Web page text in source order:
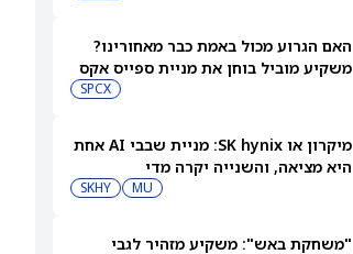
האם הגרוע מכול באמת כבר מאחורינו?
משקיע מוביל בוחן את מניית ספייס אקס
SPCX
מיקרון או SK hynix: מניית שבבי AI אחת
היא מציאה, והשנייה יקרה מדי
MU
SKHY
"משחקת באש": משקיע מזהיר לגבי